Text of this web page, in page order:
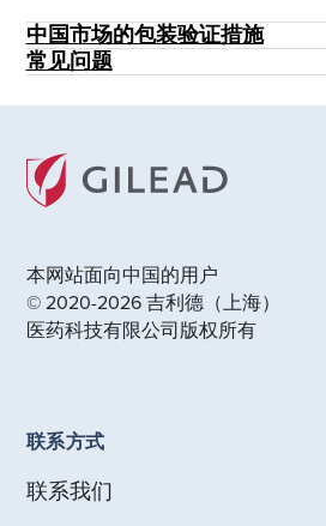
中国市场的包装验证措施
常见问题
本网站面向中国的用户
© 2020-2026 吉利德（上海）
医药科技有限公司版权所有
联系方式
联系我们